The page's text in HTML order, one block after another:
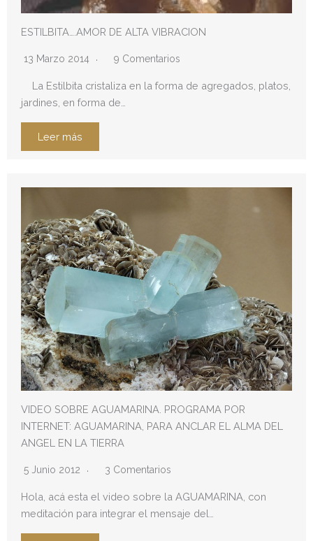
ESTILBITA….AMOR DE ALTA VIBRACION
13 Marzo 2014 9 Comentarios
La Estilbita cristaliza en la forma de agregados, platos,
jardines, en forma de…
Leer más
VIDEO SOBRE AGUAMARINA. PROGRAMA POR
INTERNET: AGUAMARINA, PARA ANCLAR EL ALMA DEL
ANGEL EN LA TIERRA
5 Junio 2012 3 Comentarios
Hola, acá esta el video sobre la AGUAMARINA, con
meditación para integrar el mensaje del…